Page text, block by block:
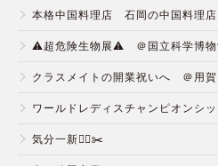
本格中国料理店 石岡の中国料理店
⚠️超危険生物展⚠️ ＠国立科学博物
クラスメイトの開業祝いへ ＠用賀
ワールドレディスチャンピオンシ
気分一新💇‍♂️✂️